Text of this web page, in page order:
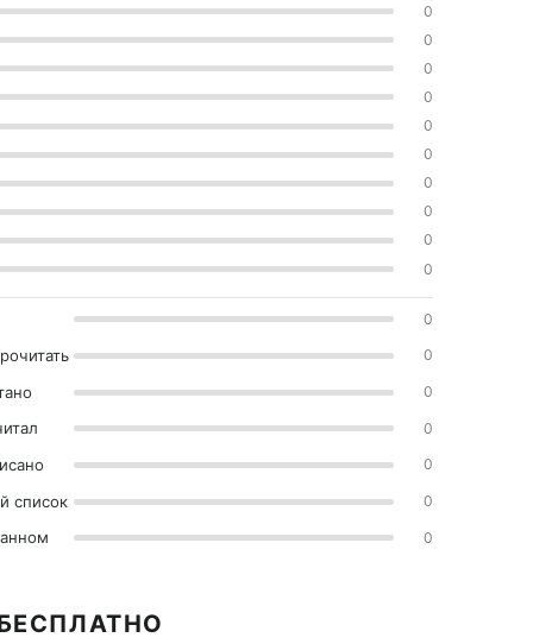
0
0
0
0
0
0
0
0
0
0
0
0
0
0
0
список 0
0